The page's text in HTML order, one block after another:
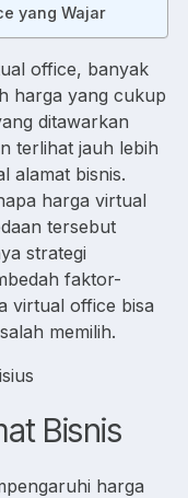
yang Wajar
office, banyak
harga yang cukup
ditawarkan
terlihat jauh lebih
alamat bisnis.
harga virtual
tersebut
strategi
faktor-
virtual office bisa
memilih.
Bisnis
harga